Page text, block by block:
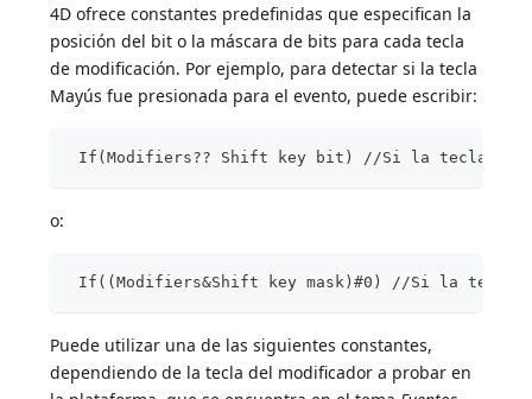
4D ofrece constantes predefinidas que especifican la
posición del bit o la máscara de bits para cada tecla
de modificación. Por ejemplo, para detectar si la tecla
Mayús fue presionada para el evento, puede escribir:
If(Modifiers?? Shift key bit) //Si la tecla
o:
If((Modifiers&Shift key mask)#0) //Si la tecla
Puede utilizar una de las siguientes constantes,
dependiendo de la tecla del modificador a probar en